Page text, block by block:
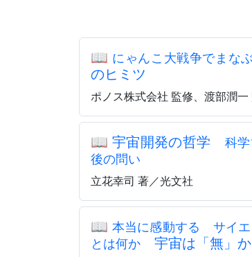
📖 にゃんこ大戦争でまなぶ
のヒミツ
ポノス株式会社 監修、渡部潤一
📖 宇宙開発の哲学 科
後の問い
立花幸司 著／光文社
📖 本当に感動する サイ
とは何か 宇宙は「無」